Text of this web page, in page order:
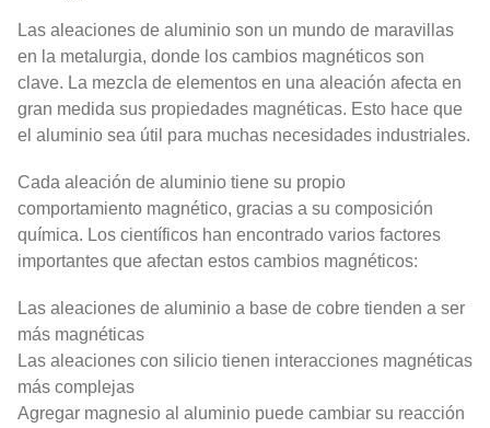
Las aleaciones de aluminio son un mundo de maravillas
en la metalurgia, donde los cambios magnéticos son
clave. La mezcla de elementos en una aleación afecta en
gran medida sus propiedades magnéticas. Esto hace que
el aluminio sea útil para muchas necesidades industriales.
Cada aleación de aluminio tiene su propio
comportamiento magnético, gracias a su composición
química. Los científicos han encontrado varios factores
importantes que afectan estos cambios magnéticos:
Las aleaciones de aluminio a base de cobre tienden a ser
más magnéticas
Las aleaciones con silicio tienen interacciones magnéticas
más complejas
Agregar magnesio al aluminio puede cambiar su reacción